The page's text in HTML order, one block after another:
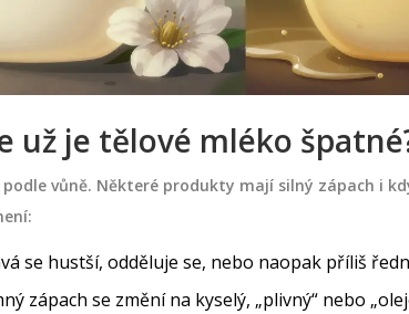
už je tělové mléko
vůně. Některé produkty mají silný zápach i
se hustší, odděluje se, nebo naopak příliš
zápach se změní na kyselý, „plivný“ nebo